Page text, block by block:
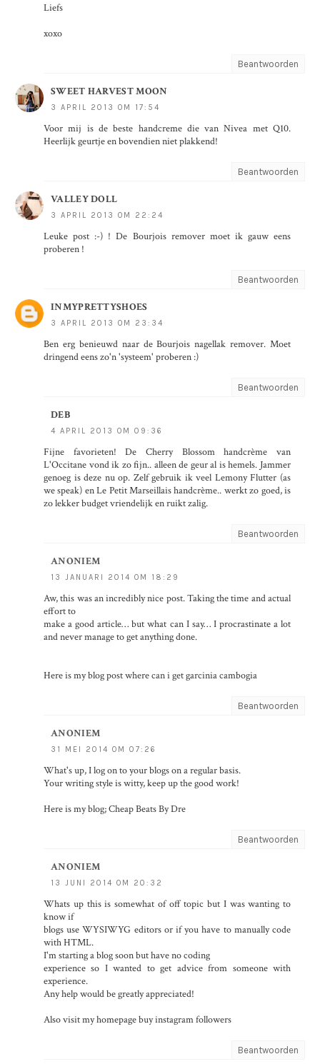
Liefs
xoxo
Beantwoorden
SWEET HARVEST MOON
3 APRIL 2013 OM 17:54
Voor mij is de beste handcreme die van Nivea met Q10.
Heerlijk geurtje en bovendien niet plakkend!
Beantwoorden
VALLEY DOLL
3 APRIL 2013 OM 22:24
Leuke post :-) ! De Bourjois remover moet ik gauw eens
proberen !
Beantwoorden
INMYPRETTYSHOES
3 APRIL 2013 OM 23:34
Ben erg benieuwd naar de Bourjois nagellak remover. Moet
dringend eens zo'n 'systeem' proberen :)
Beantwoorden
DEB
4 APRIL 2013 OM 09:36
Fijne favorieten! De Cherry Blossom handcrème van
L'Occitane vond ik zo fijn.. alleen de geur al is hemels. Jammer
genoeg is deze nu op. Zelf gebruik ik veel Lemony Flutter (as
we speak) en Le Petit Marseillais handcrème.. werkt zo goed, is
zo lekker budget vriendelijk en ruikt zalig.
Beantwoorden
ANONIEM
13 JANUARI 2014 OM 18:29
Aw, this was an incredibly nice post. Taking the time and actual
effort to
make a good article… but what can I say… I procrastinate a lot
and never manage to get anything done.
Here is my blog postwhere can i get garcinia cambogia
Beantwoorden
ANONIEM
31 MEI 2014 OM 07:26
What's up, I log on to your blogs on a regular basis.
Your writing style is witty, keep up the good work!
Here is my blog;Cheap Beats By Dre
Beantwoorden
ANONIEM
13 JUNI 2014 OM 20:32
Whats up this is somewhat of off topic but I was wanting to
know if
blogs use WYSIWYG editors or if you have to manually code
with HTML.
I'm starting a blog soon but have no coding
experience so I wanted to get advice from someone with
experience.
Any help would be greatly appreciated!
Also visit my homepagebuy instagram followers
Beantwoorden